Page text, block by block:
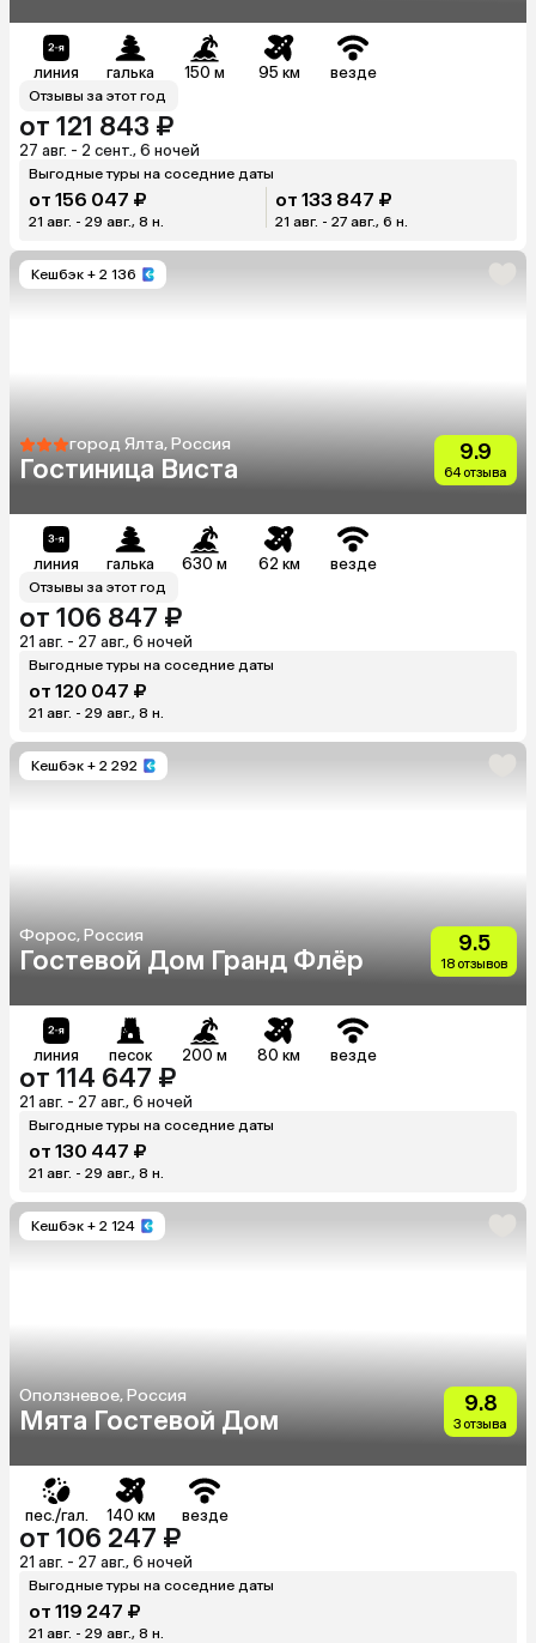
линия галька 150 м 95 км везде
Отзывы за этот год
от 121 843 ₽
27 авг. - 2 сент., 6 ночей
Выгодные туры на соседние даты
от 156 047 ₽
21 авг. - 29 авг., 8 н.
от 133 847 ₽
21 авг. - 27 авг., 6 н.
Кешбэк + 2 136
город Ялта, Россия
Гостиница Виста
9.9
64 отзыва
линия галька 630 м 62 км везде
Отзывы за этот год
от 106 847 ₽
21 авг. - 27 авг., 6 ночей
Выгодные туры на соседние даты
от 120 047 ₽
21 авг. - 29 авг., 8 н.
Кешбэк + 2 292
Форос, Россия
Гостевой Дом Гранд Флёр
9.5
18 отзывов
линия песок 200 м 80 км везде
от 114 647 ₽
21 авг. - 27 авг., 6 ночей
Выгодные туры на соседние даты
от 130 447 ₽
21 авг. - 29 авг., 8 н.
Кешбэк + 2 124
Оползневое, Россия
Мята Гостевой Дом
9.8
3 отзыва
пес./гал. 140 км везде
от 106 247 ₽
21 авг. - 27 авг., 6 ночей
Выгодные туры на соседние даты
от 119 247 ₽
21 авг. - 29 авг., 8 н.